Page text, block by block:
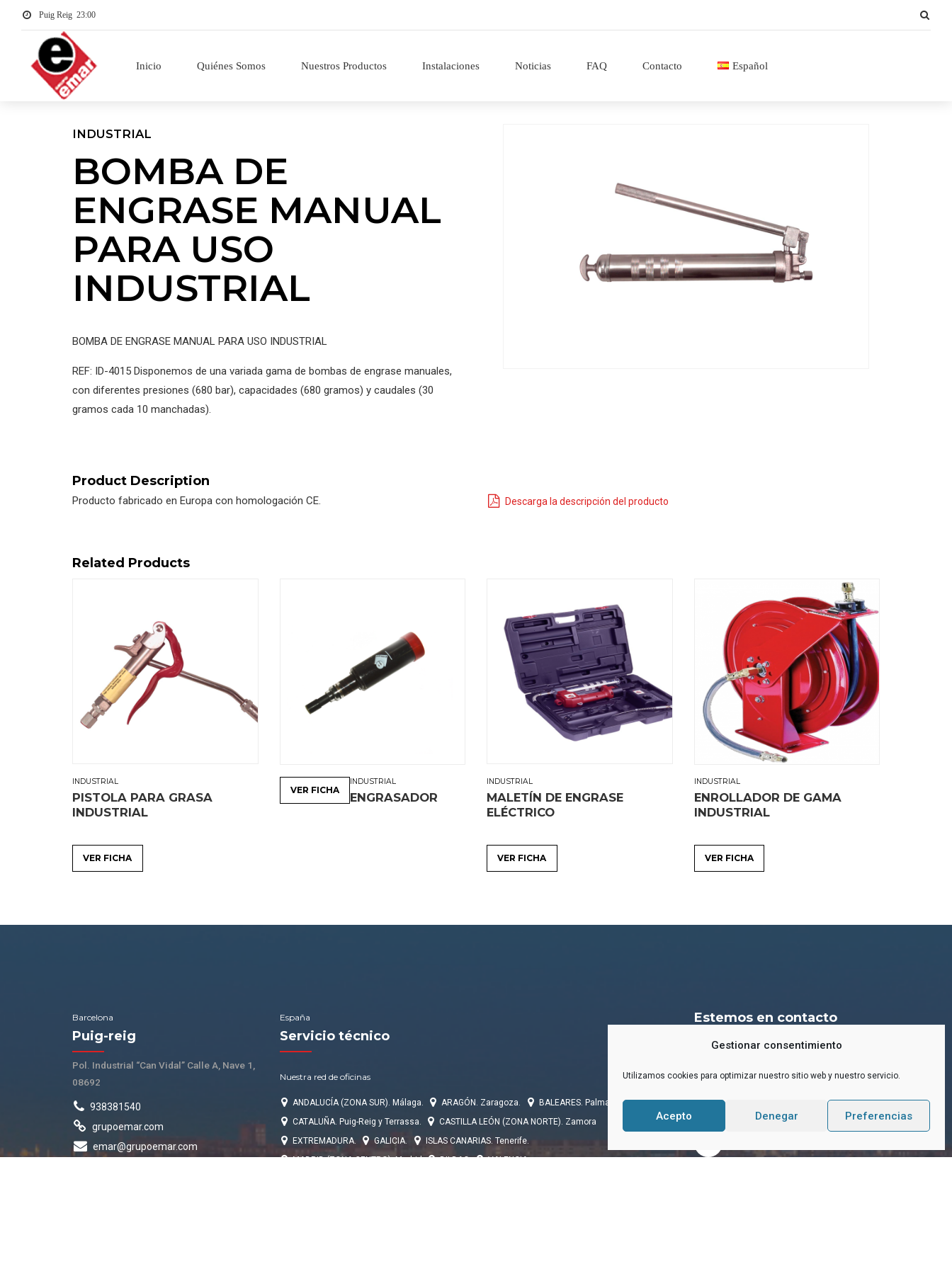
Gestionar consentimiento
Utilizamos cookies para optimizar nuestro sitio web y nuestro servicio.
Acepto Denegar Preferencias
Puig Reig 23:00
Inicio Quiénes Somos Nuestros Productos Instalaciones Noticias FAQ Contacto Español
Italiano
Català
INDUSTRIAL
BOMBA DE
ENGRASE MANUAL
PARA USO
INDUSTRIAL
BOMBA DE ENGRASE MANUAL PARA USO INDUSTRIAL
REF: ID-4015 Disponemos de una variada gama de bombas de engrase manuales,
con diferentes presiones (680 bar), capacidades (680 gramos) y caudales (30
gramos cada 10 manchadas).
Product Description
Producto fabricado en Europa con homologación CE. Descarga la descripción del producto
Related Products
INDUSTRIAL
PISTOLA PARA GRASA
INDUSTRIAL
VER FICHA
INDUSTRIAL
ENGRASADOR
VER FICHA
INDUSTRIAL
MALETÍN DE ENGRASE
ELÉCTRICO
VER FICHA
INDUSTRIAL
ENROLLADOR DE GAMA
INDUSTRIAL
VER FICHA
Barcelona
Puig-reig
Pol. Industrial “Can Vidal” Calle A, Nave 1,
08692
938381540
grupoemar.com
emar@grupoemar.com
España
Servicio técnico
Nuestra red de oficinas
ANDALUCÍA (ZONA SUR). Málaga. ARAGÓN. Zaragoza.
BALEARES. Palma de Mallorca.
CATALUÑA. Puig-Reig y Terrassa.
CASTILLA LEÓN (ZONA NORTE). Zamora
EXTREMADURA.
GALICIA.
ISLAS CANARIAS. Tenerife.
MADRID (ZONA CENTRO). Madrid
BILBAO VALENCIA.
Estemos en contacto
Contacta con nosotros
938381540